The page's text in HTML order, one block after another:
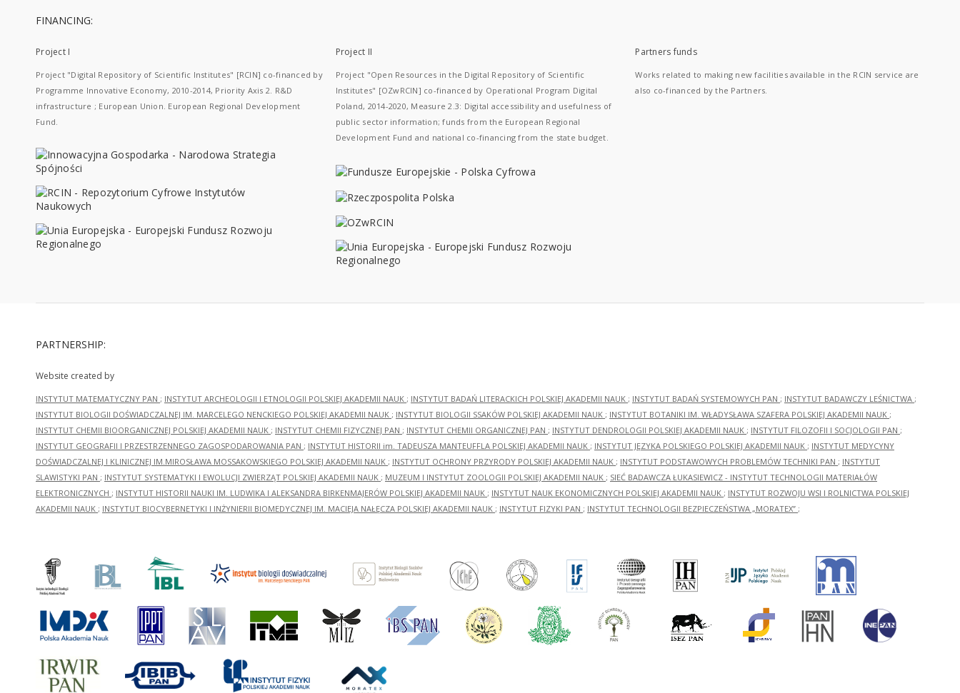
FINANCING:
Project I
Project "Digital Repository of Scientific Institutes" [RCIN] co-financed by
Programme Innovative Economy, 2010-2014, Priority Axis 2. R&D
infrastructure ; European Union. European Regional Development
Fund.
Project II
Project "Open Resources in the Digital Repository of Scientific
Institutes" [OZwRCIN] co-financed by Operational Program Digital
Poland, 2014-2020, Measure 2.3: Digital accessibility and usefulness of
public sector information; funds from the European Regional
Development Fund and national co-financing from the state budget.
Partners funds
Works related to making new facilities available in the RCIN service are
also co-financed by the Partners.
PARTNERSHIP:
Website created by
INSTYTUT MATEMATYCZNY PAN ; INSTYTUT ARCHEOLOGII I ETNOLOGII POLSKIEJ AKADEMII NAUK ; INSTYTUT BADAŃ LITERACKICH POLSKIEJ AKADEMII NAUK ; INSTYTUT BADAŃ SYSTEMOWYCH PAN ; INSTYTUT BADAWCZY LEŚNICTWA ;
INSTYTUT BIOLOGII DOŚWIADCZALNEJ IM. MARCELEGO NENCKIEGO POLSKIEJ AKADEMII NAUK ; INSTYTUT BIOLOGII SSAKÓW POLSKIEJ AKADEMII NAUK ; INSTYTUT BOTANIKI IM. WŁADYSŁAWA SZAFERA POLSKIEJ AKADEMII NAUK ;
INSTYTUT CHEMII BIOORGANICZNEJ POLSKIEJ AKADEMII NAUK ; INSTYTUT CHEMII FIZYCZNEJ PAN ; INSTYTUT CHEMII ORGANICZNEJ PAN ; INSTYTUT DENDROLOGII POLSKIEJ AKADEMII NAUK ; INSTYTUT FILOZOFII I SOCJOLOGII PAN ;
INSTYTUT GEOGRAFII I PRZESTRZENNEGO ZAGOSPODAROWANIA PAN ; INSTYTUT HISTORII im. TADEUSZA MANTEUFFLA POLSKIEJ AKADEMII NAUK ; INSTYTUT JĘZYKA POLSKIEGO POLSKIEJ AKADEMII NAUK ; INSTYTUT MEDYCYNY
DOŚWIADCZALNEJ I KLINICZNEJ IM.MIROSŁAWA MOSSAKOWSKIEGO POLSKIEJ AKADEMII NAUK ; INSTYTUT OCHRONY PRZYRODY POLSKIEJ AKADEMII NAUK ; INSTYTUT PODSTAWOWYCH PROBLEMÓW TECHNIKI PAN ; INSTYTUT
SLAWISTYKI PAN ; INSTYTUT SYSTEMATYKI I EWOLUCJI ZWIERZĄT POLSKIEJ AKADEMII NAUK ; MUZEUM I INSTYTUT ZOOLOGII POLSKIEJ AKADEMII NAUK ; SIEĆ BADAWCZA ŁUKASIEWICZ - INSTYTUT TECHNOLOGII MATERIAŁÓW
ELEKTRONICZNYCH ; INSTYTUT HISTORII NAUKI IM. LUDWIKA I ALEKSANDRA BIRKENMAJERÓW POLSKIEJ AKADEMII NAUK ; INSTYTUT NAUK EKONOMICZNYCH POLSKIEJ AKADEMII NAUK ; INSTYTUT ROZWOJU WSI I ROLNICTWA POLSKIEJ
AKADEMII NAUK ; INSTYTUT BIOCYBERNETYKI I INŻYNIERII BIOMEDYCZNEJ IM. MACIEJA NAŁĘCZA POLSKIEJ AKADEMII NAUK ; INSTYTUT FIZYKI PAN ; INSTYTUT TECHNOLOGII BEZPIECZEŃSTWA „MORATEX” ;